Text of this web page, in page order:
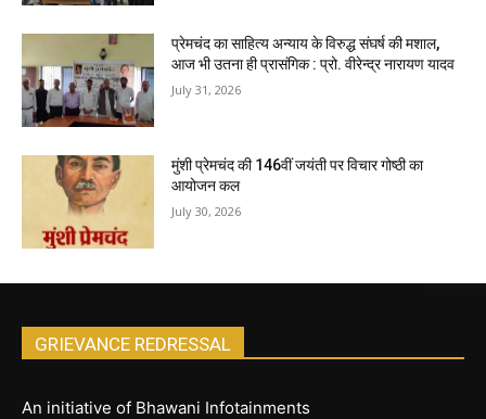
प्रेमचंद का साहित्य अन्याय के विरुद्ध संघर्ष की मशाल,
आज भी उतना ही प्रासंगिक : प्रो. वीरेन्द्र नारायण यादव
July 31, 2026
मुंशी प्रेमचंद की 146वीं जयंती पर विचार गोष्ठी का
आयोजन कल
July 30, 2026
GRIEVANCE REDRESSAL
An initiative of Bhawani Infotainments